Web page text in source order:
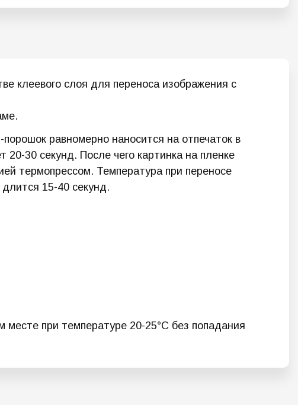
клеевого слоя для переноса изображения с
равномерно наносится на отпечаток в
30 секунд. После чего картинка на пленке
термопрессом. Температура при переносе
15-40 секунд.
месте при температуре 20-25°С без попадания